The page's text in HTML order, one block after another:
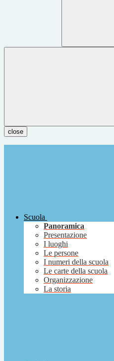
close
Scuola
Panoramica
Presentazione
I luoghi
Le persone
I numeri della scuola
Le carte della scuola
Organizzazione
La storia